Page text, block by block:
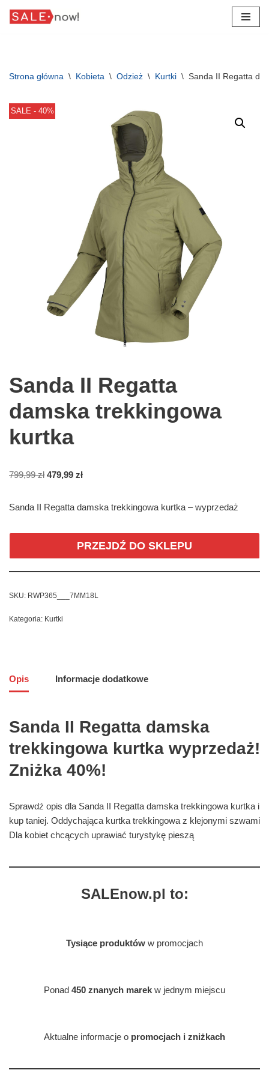
Strona główna \ Kobieta \ Odzież \ Kurtki \ Sanda II Regatta
SALE - 40%
Sanda II Regatta
damska trekkingowa
kurtka
799,99zł 479,99 zł
Sanda II Regatta damska trekkingowa kurtka – wyprzedaż
PRZEJDŹ DO SKLEPU
SKU: RWP365___7MM18L
Kategoria: Kurtki
Opis Informacje dodatkowe
Sanda II Regatta damska
trekkingowa kurtka wyprzedaż!
Zniżka 40%!
Sprawdź opis dla Sanda II Regatta damska trekkingowa kurtka i
kup taniej. Oddychająca kurtka trekkingowa z klejonymi szwami
Dla kobiet chcących uprawiać turystykę pieszą
SALEnow.pl to:
Tysiące produktów w promocjach
Ponad 450 znanych marek w jednym miejscu
Aktualne informacje o promocjach i zniżkach